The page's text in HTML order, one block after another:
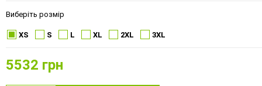
Виберіть розмір
XS S L XL 2XL 3XL
5532 грн